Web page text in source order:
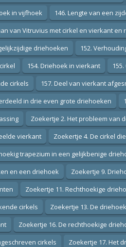
in vijfhoek 146. Lengte van een
van Vitruvius met cirkel en vierkant en
driehoeken
152.
154. Driehoek in vierkant
cirkels
157. Deel van vierkant
in drie even grote driehoeken
Zoekertje 2. Het probleem van
vierkant
Zoekertje 4. De cirkel
trapezium in een gelijkbenige
en een driehoek
Zoekertje 9.
Zoekertje 11. Rechthoekige
cirkels
Zoekertje 13. De
Zoekertje 16. De rechthoekige
cirkels
Zoekertje 17. Het